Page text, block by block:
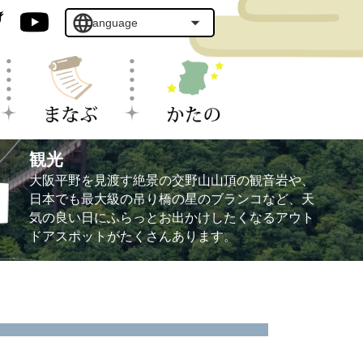
観光
大阪平野を見渡す絶景の交野山山頂の観音岩や、
日本でも最大級の吊り橋の星のブランコなど、天
気の良い日にふらっとお出かけしたくなるアウト
ドアスポットがたくさんあります。